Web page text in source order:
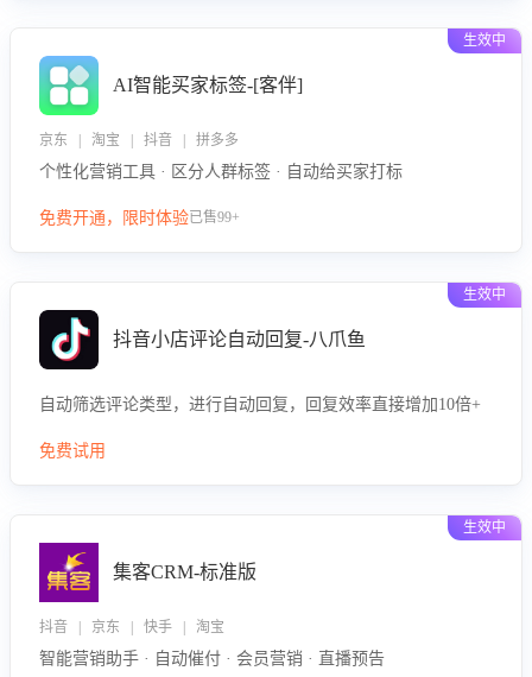
生效中
AI智能买家标签-[客伴]
京东 | 淘宝 | 抖音 | 拼多多
个性化营销工具 · 区分人群标签 · 自动给买家打标
免费开通，限时体验已售99+
生效中
抖音小店评论自动回复-八爪鱼
自动筛选评论类型，进行自动回复，回复效率直接增加10倍+
免费试用
生效中
集客CRM-标准版
抖音 | 京东 | 快手 | 淘宝
智能营销助手 · 自动催付 · 会员营销 · 直播预告